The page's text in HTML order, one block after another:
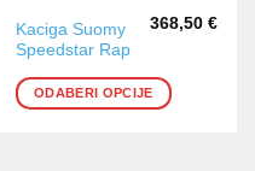
Kaciga Suomy
Speedstar Rap
368,50 €
ODABERI OPCIJE
Ovaj
proizvod
ima
više